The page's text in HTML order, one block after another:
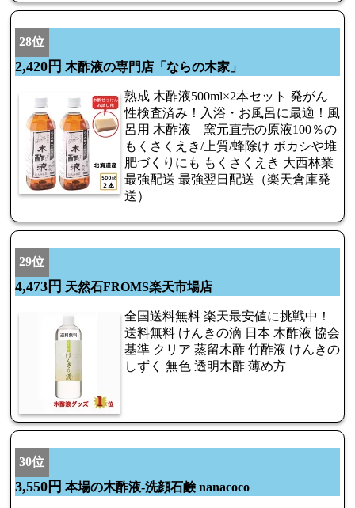
28位
2,420円 木酢液の専門店「ならの木家」
熟成 木酢液500ml×2本セット 発がん
性検査済み！入浴・お風呂に最適！風
呂用 木酢液 窯元直売の原液100％の
もくさくえき/上質/蜂除け ボカシや堆
肥づくりにも もくさくえき 大西林業
最強配送 最強翌日配送（楽天倉庫発
送）
29位
4,473円 天然石FROMS楽天市場店
全国送料無料 楽天最安値に挑戦中！
送料無料 けんきの滴 日本 木酢液 協会
基準 クリア 蒸留木酢 竹酢液 けんきの
しずく 無色 透明木酢 薄め方
30位
3,550円 本場の木酢液-洗顔石鹸 nanacoco